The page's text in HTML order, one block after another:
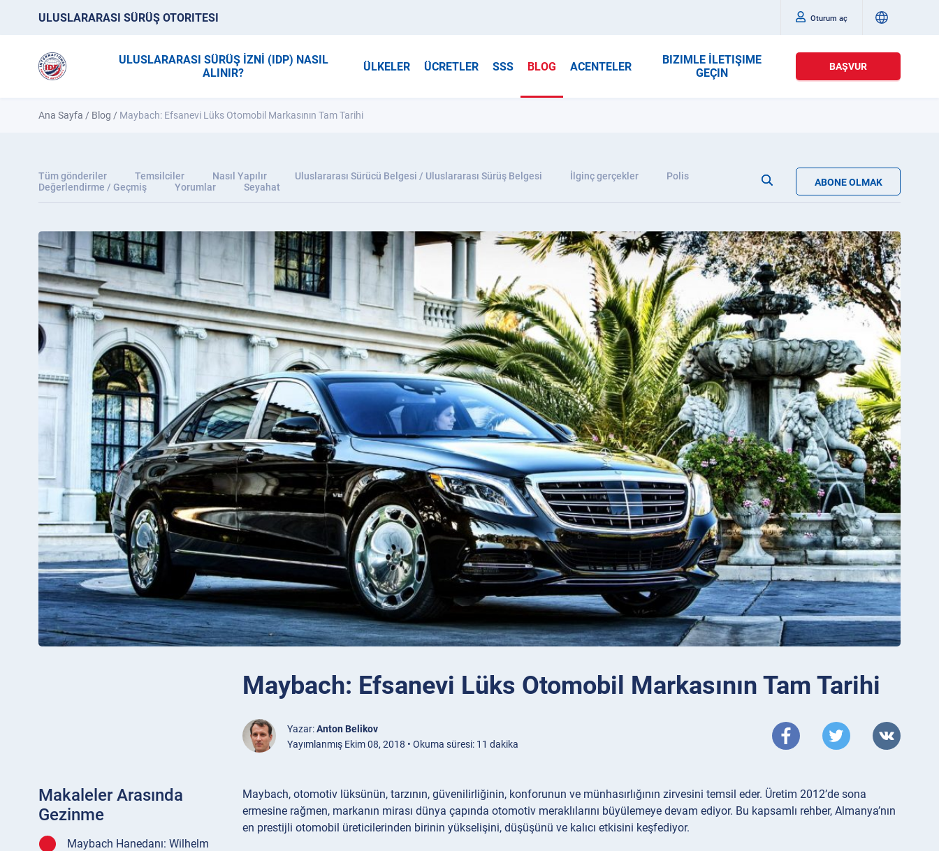
ULUSLARARASI SÜRÜŞ OTORITESI Oturum aç
ULUSLARARASI SÜRÜŞ İZNİ (IDP) NASIL
ALINIR?
ÜLKELER ÜCRETLER SSS BLOG ACENTELER
BIZIMLE İLETIŞIME
GEÇIN
BAŞVUR
Ana Sayfa / Blog / Maybach: Efsanevi Lüks Otomobil Markasının Tam Tarihi
Tüm gönderiler Temsilciler Nasıl Yapılır Uluslararası Sürücü Belgesi / Uluslararası Sürüş Belgesi İlginç gerçekler
Polis
Değerlendirme / Geçmiş
Yorumlar Seyahat ABONE OLMAK
Maybach: Efsanevi Lüks Otomobil Markasının Tam Tarihi
Yazar:Anton Belikov
Yayımlanmış Ekim 08, 2018 • Okuma süresi: 11 dakika
Makaleler Arasında
Gezinme
Maybach Hanedanı: Wilhelm
Maybach, otomotiv lüksünün, tarzının, güvenilirliğinin, konforunun ve münhasırlığının zirvesini temsil eder. Üretim 2012’de sona
ermesine rağmen, markanın mirası dünya çapında otomotiv meraklılarını büyülemeye devam ediyor. Bu kapsamlı rehber, Almanya’nın
en prestijli otomobil üreticilerinden birinin yükselişini, düşüşünü ve kalıcı etkisini keşfediyor.